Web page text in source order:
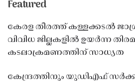
Featured
കേരള തീരത്ത് കള്ളക്കടൽ
വിവിധ ജില്ലകളിൽ ഉയർന്ന
കടലാക്രമണത്തിന് സാധ്യത
കേന്ദ്രത്തിനും യുഡിഎഫ്